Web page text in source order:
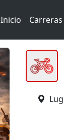
Inicio Carreras